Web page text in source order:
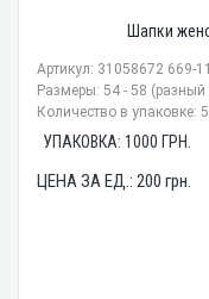
Шапки
Артикул: 31058672 669-11
Размеры: 54 - 58 (разный
Количество в упаковке: 5
УПАКОВКА: 1000 ГРН.
ЦЕНА ЗА ЕД.: 200 грн.